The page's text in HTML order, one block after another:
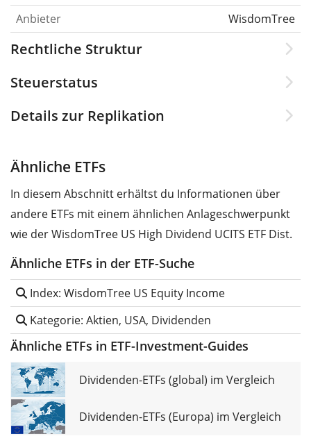
Anbieter WisdomTree
Rechtliche Struktur
Steuerstatus
Details zur Replikation
Ähnliche ETFs
In diesem Abschnitt erhältst du Informationen über
andere ETFs mit einem ähnlichen Anlageschwerpunkt
wie der WisdomTree US High Dividend UCITS ETF Dist.
Ähnliche ETFs in der ETF-Suche
Index: WisdomTree US Equity Income
Kategorie: Aktien, USA, Dividenden
Ähnliche ETFs in ETF-Investment-Guides
Dividenden-ETFs (global) im Vergleich
Dividenden-ETFs (Europa) im Vergleich